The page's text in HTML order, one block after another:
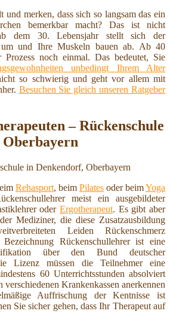
und merken, dass sich so langsam das ein
bemerkbar macht? Das ist nicht
dem 30. Lebensjahr stellt sich der
um und Ihre Muskeln bauen ab. Ab 40
Prozess noch einmal. Das bedeutet, Sie
unbedingt Ihrem Alter
so schwierig und geht vor allem mit
Besuchen Sie gleich unseren Ratgeber
– Rückenschule
Rehasport, beim Pilates oder beimYoga
meist ein ausgebildeter
oder Ergotherapeut. Es gibt aber
Mediziner, die diese Zusatzausbildung
Leiden Rückenschmerz
Rückenschullehrer ist eine
über den Bund deutscher
Lizenz müssen die Teilnehmer eine
60 Unterrichtsstunden absolviert
verschiedenen Krankenkassen anerkennen
Auffrischung der Kentnisse ist
Sie sicher gehen, dass Ihr Therapeut auf